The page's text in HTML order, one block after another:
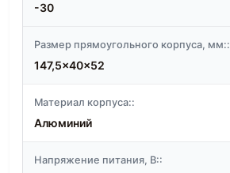
-30
Размер прямоугольного корпуса, мм::
147,5x40x52
Материал корпуса::
Алюминий
Напряжение питания, В::